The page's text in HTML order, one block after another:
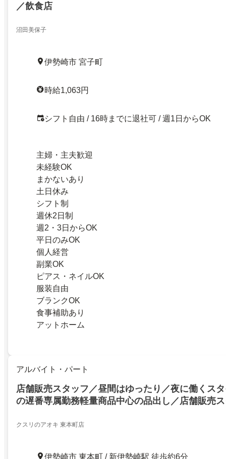
／飲食店
沼田美保子
伊勢崎市 宮子町
時給1,063円
シフト自由 / 16時までに退社可 / 週1日からOK
主婦・主夫歓迎
未経験OK
まかないあり
土日休み
シフト制
週休2日制
週2・3日からOK
平日のみOK
個人経営
副業OK
ピアス・ネイルOK
服装自由
ブランクOK
食事補助あり
アットホーム
アルバイト・パート
店舗販売スタッフ／昼間はゆったり／夜に働くス
の遅番専属勤務軽量商品中心の品出し／店舗販売
クスリのアオキ 東本町店
伊勢崎市 東本町 / 新伊勢崎駅 徒歩約6分